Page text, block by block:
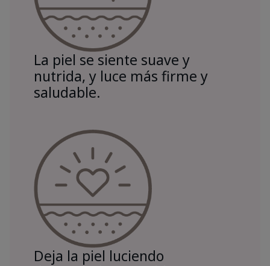
La piel se siente suave y
nutrida, y luce más firme y
saludable.
Deja la piel luciendo